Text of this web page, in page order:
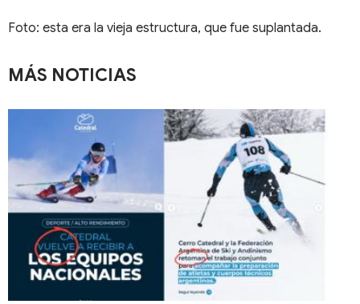
Foto: esta era la vieja estructura, que fue suplantada.
MÁS NOTICIAS